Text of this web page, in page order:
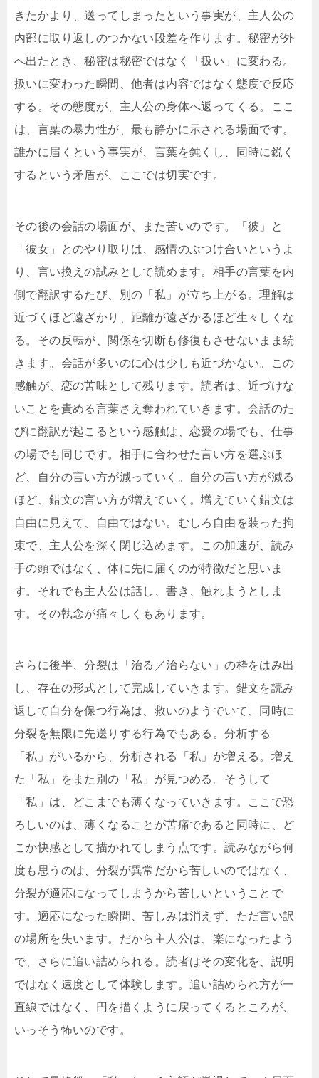
きたかより、送ってしまったという事実が、主人公の
内部に取り返しのつかない段差を作ります。秘密が外
へ出たとき、秘密は秘密ではなく「扱い」に変わる。
扱いに変わった瞬間、他者は内容ではなく態度で反応
する。その態度が、主人公の身体へ返ってくる。ここ
は、言葉の暴力性が、最も静かに示される場面です。
誰かに届くという事実が、言葉を鈍くし、同時に鋭く
するという矛盾が、ここでは切実です。
その後の会話の場面が、また苦いのです。「彼」と
「彼女」とのやり取りは、感情のぶつけ合いというよ
り、言い換えの試みとして読めます。相手の言葉を内
側で翻訳するたび、別の「私」が立ち上がる。理解は
近づくほど遠ざかり、距離が遠ざかるほど生々しくな
る。その反転が、関係を切断も修復もさせないまま続
きます。会話が多いのに心は少しも近づかない。この
感触が、恋の苦味として残ります。読者は、近づけな
いことを責める言葉さえ奪われていきます。会話のた
びに翻訳が起こるという感触は、恋愛の場でも、仕事
の場でも同じです。相手に合わせた言い方を選ぶほ
ど、自分の言い方が減っていく。自分の言い方が減る
ほど、錯文の言い方が増えていく。増えていく錯文は
自由に見えて、自由ではない。むしろ自由を装った拘
束で、主人公を深く閉じ込めます。この加速が、読み
手の頭ではなく、体に先に届くのが特徴だと思いま
す。それでも主人公は話し、書き、触れようとしま
す。その執念が痛々しくもあります。
さらに後半、分裂は「治る／治らない」の枠をはみ出
し、存在の形式として完成していきます。錯文を読み
返して自分を保つ行為は、救いのようでいて、同時に
分裂を無限に先送りする行為でもある。分析する
「私」がいるから、分析される「私」が増える。増え
た「私」をまた別の「私」が見つめる。そうして
「私」は、どこまでも薄くなっていきます。ここで恐
ろしいのは、薄くなることが苦痛であると同時に、ど
こか快感として描かれてしまう点です。読みながら何
度も思うのは、分裂が異常だから苦しいのではなく、
分裂が適応になってしまうから苦しいということで
す。適応になった瞬間、苦しみは消えず、ただ言い訳
の場所を失います。だから主人公は、楽になったよう
で、さらに追い詰められる。読者はその変化を、説明
ではなく速度として体験します。追い詰められ方が一
直線ではなく、円を描くように戻ってくるところが、
いっそう怖いのです。